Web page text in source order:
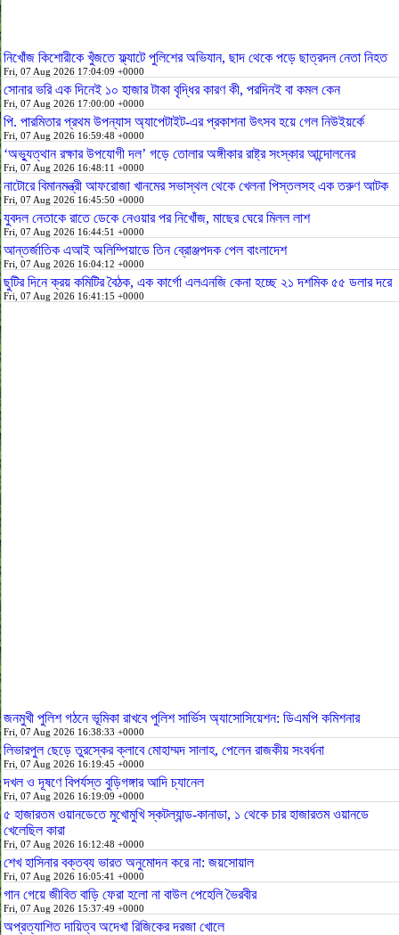
নিখোঁজ কিশোরীকে খুঁজতে ফ্ল্যাটে পুলিশের অভিযান, ছাদ থেকে পড়ে ছাত্রদল নেতা নিহত
Fri, 07 Aug 2026 17:04:09 +0000
সোনার ভরি এক দিনেই ১০ হাজার টাকা বৃদ্ধির কারণ কী, পরদিনই বা কমল কেন
Fri, 07 Aug 2026 17:00:00 +0000
পি. পারমিতার প্রথম উপন্যাস অ্যাপেটাইট-এর প্রকাশনা উৎসব হয়ে গেল নিউইয়র্কে
Fri, 07 Aug 2026 16:59:48 +0000
‘অভ্যুত্থান রক্ষার উপযোগী দল’ গড়ে তোলার অঙ্গীকার রাষ্ট্র সংস্কার আন্দোলনের
Fri, 07 Aug 2026 16:48:11 +0000
নাটোরে বিমানমন্ত্রী আফরোজা খানমের সভাস্থল থেকে খেলনা পিস্তলসহ এক তরুণ আটক
Fri, 07 Aug 2026 16:45:50 +0000
যুবদল নেতাকে রাতে ডেকে নেওয়ার পর নিখোঁজ, মাছের ঘেরে মিলল লাশ
Fri, 07 Aug 2026 16:44:51 +0000
আন্তর্জাতিক এআই অলিম্পিয়াডে তিন ব্রোঞ্জপদক পেল বাংলাদেশ
Fri, 07 Aug 2026 16:04:12 +0000
ছুটির দিনে ক্রয় কমিটির বৈঠক, এক কার্গো এলএনজি কেনা হচ্ছে ২১ দশমিক ৫৫ ডলার দরে
Fri, 07 Aug 2026 16:41:15 +0000
জনমুখী পুলিশ গঠনে ভূমিকা রাখবে পুলিশ সার্ভিস অ্যাসোসিয়েশন: ডিএমপি কমিশনার
Fri, 07 Aug 2026 16:38:33 +0000
লিভারপুল ছেড়ে তুরস্কের ক্লাবে মোহাম্মদ সালাহ, পেলেন রাজকীয় সংবর্ধনা
Fri, 07 Aug 2026 16:19:45 +0000
দখল ও দূষণে বিপর্যস্ত বুড়িগঙ্গার আদি চ্যানেল
Fri, 07 Aug 2026 16:19:09 +0000
৫ হাজারতম ওয়ানডেতে মুখোমুখি স্কটল্যান্ড-কানাডা, ১ থেকে চার হাজারতম ওয়ানডে
খেলেছিল কারা
Fri, 07 Aug 2026 16:12:48 +0000
শেখ হাসিনার বক্তব্য ভারত অনুমোদন করে না: জয়সোয়াল
Fri, 07 Aug 2026 16:05:41 +0000
গান গেয়ে জীবিত বাড়ি ফেরা হলো না বাউল পেহেলি ভৈরবীর
Fri, 07 Aug 2026 15:37:49 +0000
অপ্রত্যাশিত দায়িত্ব অদেখা রিজিকের দরজা খোলে